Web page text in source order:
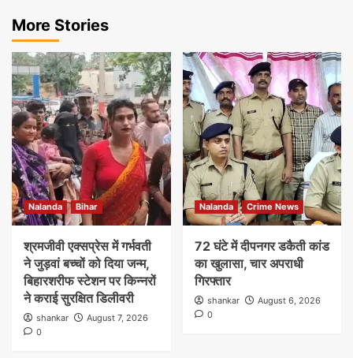
More Stories
Nalanda Bihar
श्रमजीवी एक्सप्रेस में गर्भवती
ने जुड़वां बच्चों को दिया जन्म,
बिहारशरीफ स्टेशन पर किन्नरों
ने कराई सुरक्षित डिलीवरी
shankar
August 7, 2026
0
Nalanda Crime News
72 घंटे में दीपनगर डकैती कांड
का खुलासा, चार अपराधी
गिरफ्तार
shankar
August 6, 2026
0